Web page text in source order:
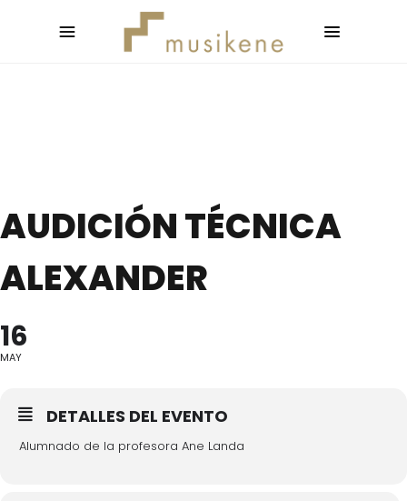
AUDICIÓN TÉCNICA
ALEXANDER
16
MAY
DETALLES DEL EVENTO
Alumnado de la profesora Ane Landa